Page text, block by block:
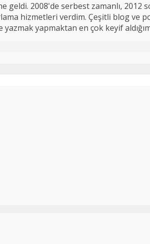
geldi. 2008'de serbest zamanlı, 2012
hizmetleri verdim. Çeşitli blog ve
yapmaktan en çok keyif